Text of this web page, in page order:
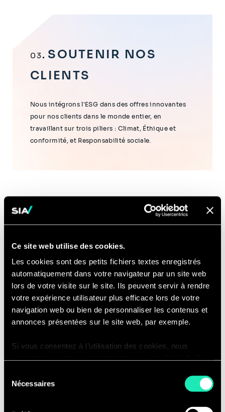
Ce site web utilise des cookies.
Les cookies sont des petits fichiers textes enregistrés
automatiquement dans votre navigateur par un site web
lors de votre visite sur le site. Ils peuvent servir à rendre
votre expérience utilisateur plus efficace lors de votre
navigation web ou bien de personnaliser les contenus et
annonces présentées sur le site web, par exemple.
Si vous consentez à l’utilisation des cookies, nous
consentir à cette utilisation à nouveau. Si vous ne
Nécessaires
03SOUTENIR NOS
CLIENTS
Nous intégrons l'ESG dans des offres innovantes
pour nos clients dans le monde entier, en
travaillant sur trois piliers : Climat, Éthique et
conformité, et Responsabilité sociale.
Climat
La nécessité urgente de limiter
l'ampleur du changement climatique
est largement reconnue.
Depuis 15 ans, Sia s'engage à accélérer
la réduction des émissions de carbone
et la transition énergétique. 12 % de
des offres liées au changement
climatique ; nous aidons nos clients
des secteurs public et privé à naviguer
dans la transition mondiale en cours